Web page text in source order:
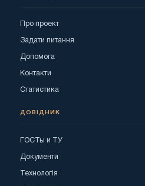
Про проект
Задати питання
Допомога
Контакти
Статистика
ДОВІДНИК
ГОСТы и ТУ
Документи
Технологія